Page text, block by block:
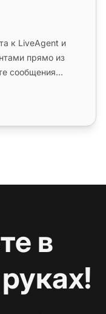
к LiveAgent и
прямо из
сообщения
в